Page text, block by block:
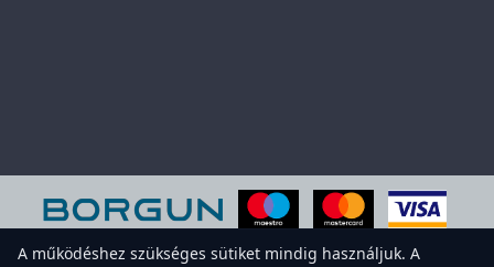
A működéshez szükséges sütiket mindig használjuk. A